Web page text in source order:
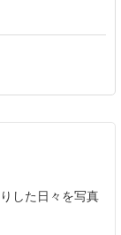
した日々を写真